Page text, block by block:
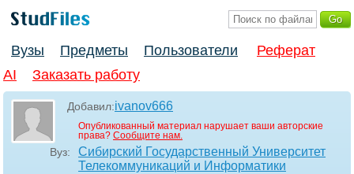
Вузы Предметы Пользователи
Реферат
AI
Заказать работу
Добавил:ivanov666
Опубликованный материал нарушает ваши авторские
права? Сообщите нам.
Вуз:
Сибирский Государственный Университет
Телекоммуникаций и Информатики